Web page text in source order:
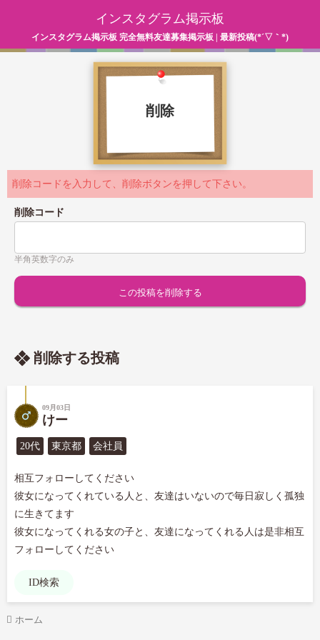
インスタグラム掲示板
インスタグラム掲示板 完全無料友達募集掲示板 | 最新投稿(*´▽｀*)
削除
削除コードを入力して、削除ボタンを押して下さい。
削除コード
半角英数字のみ
削除する投稿
09月03日
けー
20代 東京都 会社員
相互フォローしてください
彼女になってくれている人と、友達はいないので毎日寂しく孤独
に生きてます
彼女になってくれる女の子と、友達になってくれる人は是非相互
フォローしてください
ID検索
ホーム